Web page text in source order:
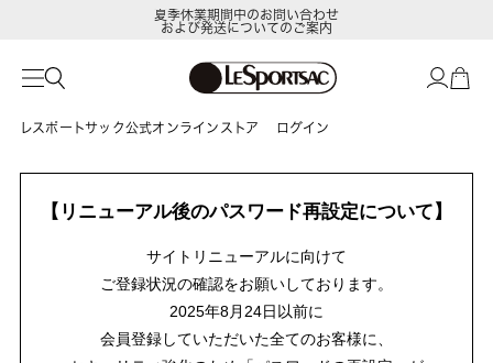
夏季休業期間中のお問い合わせ
および発送についてのご案内
レスポートサック公式オンラインストア ログイン
【リニューアル後のパスワード再設定について】
サイトリニューアルに向けて
ご登録状況の確認をお願いしております。
2025年8月24日以前に
会員登録していただいた全てのお客様に、